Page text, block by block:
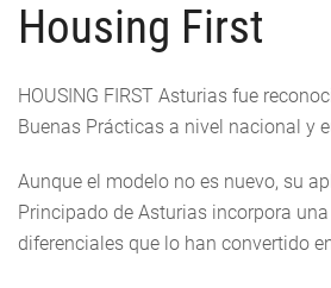
Housing First
HOUSING FIRST Asturias fue
Buenas Prácticas a nivel nacional y
Aunque el modelo no es nuevo, su
Principado de Asturias incorpora
diferenciales que lo han convertido